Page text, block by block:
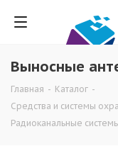
Выносные
Главная - Каталог -
Средства и системы
Радиоканальные